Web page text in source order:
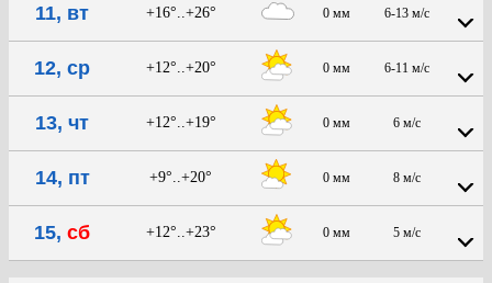
11, вт +16°..+26° 0 мм 6-13 м/с
12, ср +12°..+20° 0 мм 6-11 м/с
13, чт +12°..+19° 0 мм 6 м/с
14, пт +9°..+20° 0 мм 8 м/с
15, сб +12°..+23° 0 мм 5 м/с